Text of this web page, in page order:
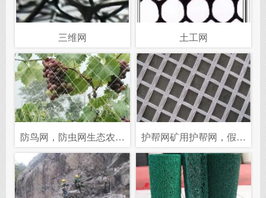
三维网 土工网
防鸟网，防虫网生态农用
网
护帮网矿用护帮网，假顶
网，矿用塑料假顶网